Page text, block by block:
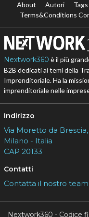
About Autori Tags
Terms&Conditions
Nextwork360 è il più
B2B dedicati ai temi della
Imprenditoriale. Ha la
imprenditoriale nelle
Indirizzo
Via Moretto da
Milano - Italia
CAP 20133
Contatti
Contatta il nostro
Nextwork360 - Codice